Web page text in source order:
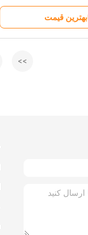
بهترین قیمت
>>